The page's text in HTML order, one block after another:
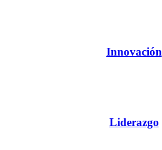
Innovación
Liderazgo